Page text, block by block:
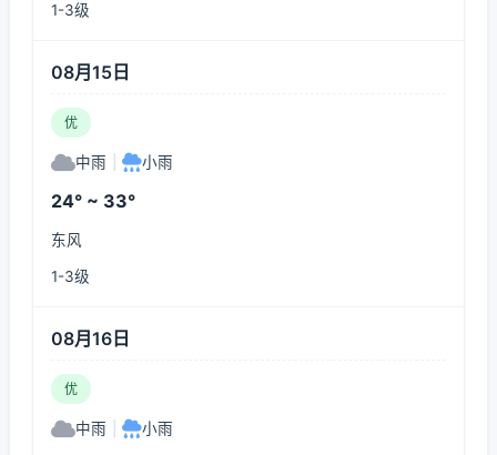
1-3级
08月15日
优
中雨 小雨
24° ~ 33°
东风
1-3级
08月16日
优
中雨 小雨